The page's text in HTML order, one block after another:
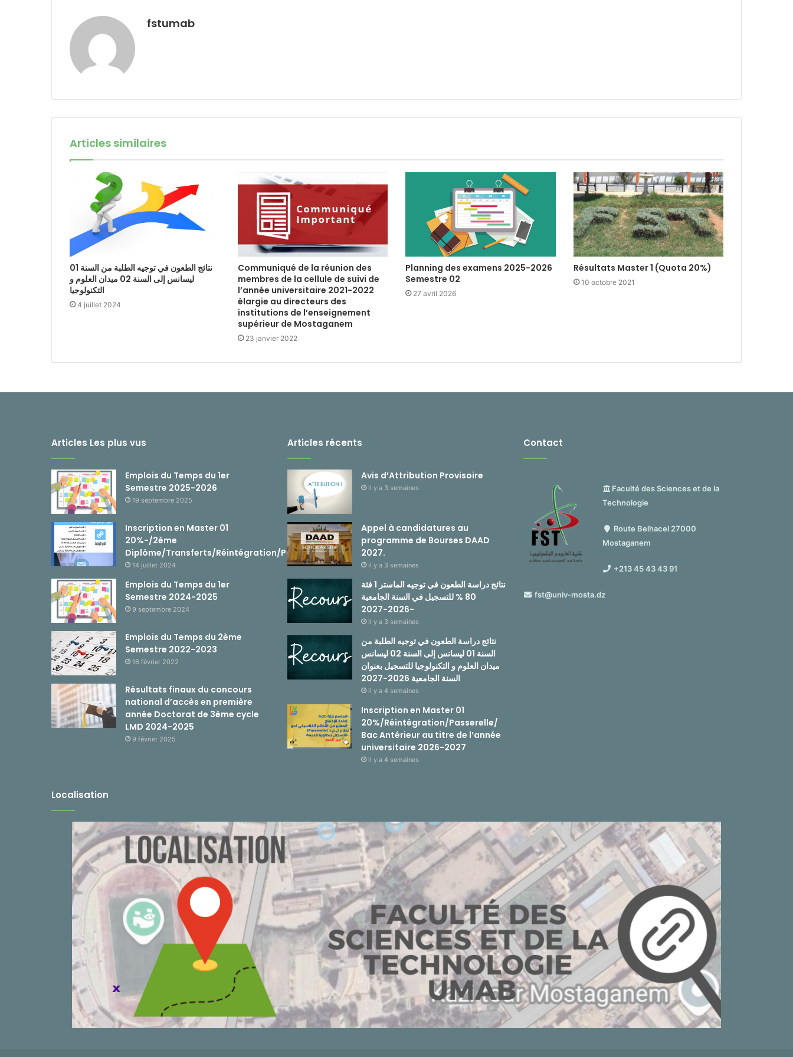
fstumab
Articles similaires
نتائج الطعون في توجيه الطلبة من السنة 01
ليسانس إلى السنة 02 ميدان العلوم و
التكنولوجيا
4 juillet 2024
Communiqué de la réunion des
membres de la cellule de suivi de
l’année universitaire 2021-2022
élargie au directeurs des
institutions de l’enseignement
supérieur de Mostaganem
23 janvier 2022
Planning des examens 2025-2026
Semestre 02
27 avril 2026
Résultats Master 1 (Quota 20%)
10 octobre 2021
Articles Les plus vus
Emplois du Temps du 1er
Semestre 2025-2026
19 septembre 2025
Inscription en Master 01
20%-/2ème
Diplôme/Transferts/Réintégration/Passerelle
14 juillet 2024
Emplois du Temps du 1er
Semestre 2024-2025
9 septembre 2024
Emplois du Temps du 2ème
Semestre 2022-2023
16 février 2022
Résultats finaux du concours
national d’accès en première
année Doctorat de 3ème cycle
LMD 2024-2025
9 février 2025
Articles récents
Avis d’Attribution Provisoire
il y a 3 semaines
Appel à candidatures au
programme de Bourses DAAD
2027.
il y a 3 semaines
نتائج دراسة الطعون في توجيه الماستر 1 فئة
80 % للتسجيل في السنة الجامعية
-2026-2027
il y a 3 semaines
نتائج دراسة الطعون في توجيه الطلبة من
السنة 01 ليسانس إلى السنة 02 ليسانس
ميدان العلوم و التكنولوجيا للتسجيل بعنوان
السنة الجامعية 2026-2027
il y a 4 semaines
Inscription en Master 01
20%/Réintégration/Passerelle/
Bac Antérieur au titre de l’année
universitaire 2026-2027
il y a 4 semaines
Contact
Faculté des Sciences et de la
Technologie
Route Belhacel 27000
Mostaganem
+213 45 43 43 91
fst@univ-mosta.dz
Localisation